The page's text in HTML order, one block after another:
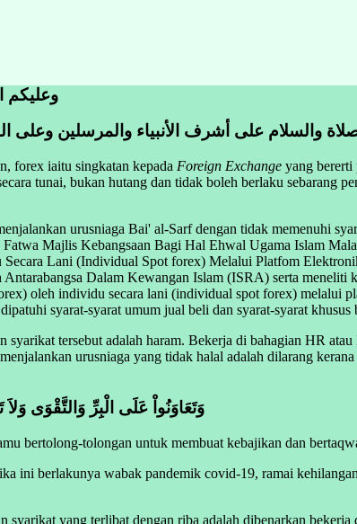
وعليكم
والسلام على أشرف الأنبياء والمرسلين وعلى
forex iaitu singkatan kepada Foreign Exchange yang bererti
tunai, bukan hutang dan tidak boleh berlaku sebarang
urusniaga Bai' al-Sarf dengan tidak memenuhi
Fatwa Majlis Kebangsaan Bagi Hal Ehwal Ugama Islam
Lani (Individual Spot forex) Melalui Platfom
Dalam Kewangan Islam (ISRA) serta meneliti
oleh individu secara lani (individual spot forex)
syarat-syarat umum jual beli dan syarat-syarat khusus
syarikat tersebut adalah haram. Bekerja di bahagian HR
urusniaga yang tidak halal adalah dilarang
وَتَعَاوَنُواْ عَلَى الْبِرِّ وَالتَّقْوَى وَلاَ
bertolong-tolongan untuk membuat kebajikan dan
ini berlakunya wabak pandemik covid-19, ramai
syarikat yang terlibat dengan riba adalah dibenarkan